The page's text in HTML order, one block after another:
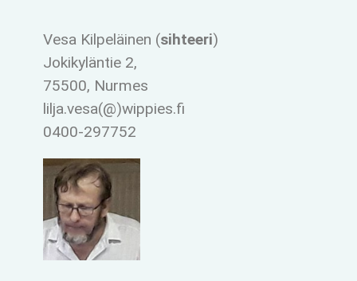
Vesa Kilpeläinen (sihteeri)
Jokikyläntie 2,
75500, Nurmes
lilja.vesa(@)wippies.fi
0400-297752